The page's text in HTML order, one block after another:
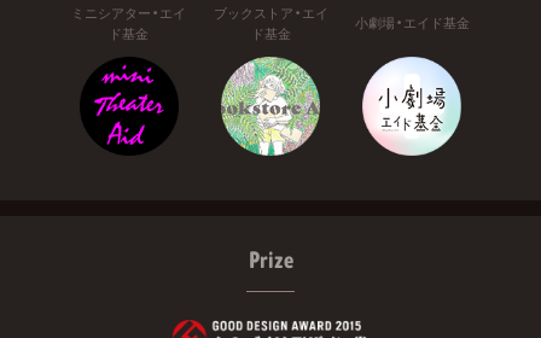
ミニシアター・エイ
ド基金
ブックストア・エイ
ド基金
小劇場・エイド基金
Prize